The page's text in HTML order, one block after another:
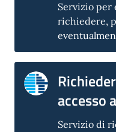
Servizio
richiedere,
accesso
Servizio di